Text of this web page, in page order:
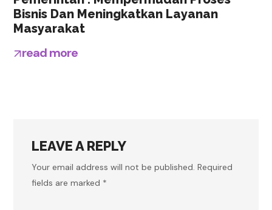
Bisnis Dan Meningkatkan Layanan
Masyarakat
read more
LEAVE A REPLY
Your email address will not be published. Required
fields are marked *